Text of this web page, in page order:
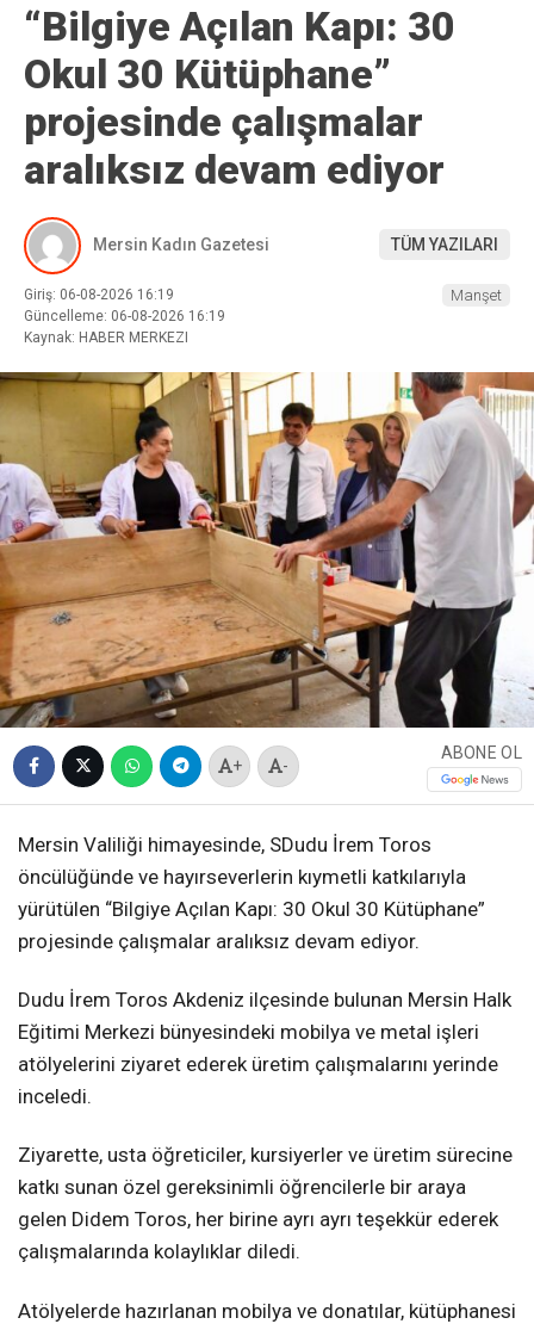
“Bilgiye Açılan Kapı: 30
Okul 30 Kütüphane”
projesinde çalışmalar
aralıksız devam ediyor
Mersin Kadın Gazetesi TÜM YAZILARI
Giriş: 06-08-2026 16:19
Güncelleme: 06-08-2026 16:19
Kaynak: HABER MERKEZI
Manşet
+ -
ABONE OL
Mersin Valiliği himayesinde, SDudu İrem Toros
öncülüğünde ve hayırseverlerin kıymetli katkılarıyla
yürütülen “Bilgiye Açılan Kapı: 30 Okul 30 Kütüphane”
projesinde çalışmalar aralıksız devam ediyor.
Dudu İrem Toros Akdeniz ilçesinde bulunan Mersin Halk
Eğitimi Merkezi bünyesindeki mobilya ve metal işleri
atölyelerini ziyaret ederek üretim çalışmalarını yerinde
inceledi.
Ziyarette, usta öğreticiler, kursiyerler ve üretim sürecine
katkı sunan özel gereksinimli öğrencilerle bir araya
gelen Didem Toros, her birine ayrı ayrı teşekkür ederek
çalışmalarında kolaylıklar diledi.
Atölyelerde hazırlanan mobilya ve donatılar, kütüphanesi